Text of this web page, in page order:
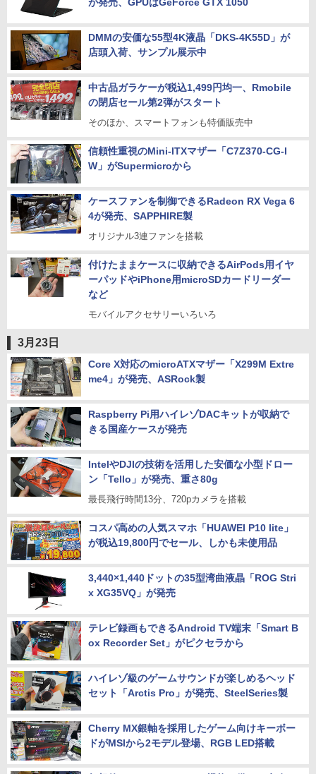
DMMの安価な55型4K液晶「DKS-4K55D」が
店頭入荷、サンプル展示中
中古品ガラケーが税込1,499円均一、Rmobile
の閉店セール第2弾がスタート
そのほか、スマートフォンも特価販売中
信頼性重視のMini-ITXマザー「C7Z370-CG-I
W」がSupermicroから
ケースファンを制御できるRadeon RX Vega 6
4が発売、SAPPHIRE製
オリジナル3連ファンを搭載
付けたままケースに収納できるAirPods用イヤ
ーパッドやiPhone用microSDカードリーダー
など
モバイルアクセサリーいろいろ
3月23日
Core X対応のmicroATXマザー「X299M Extre
me4」が発売、ASRock製
Raspberry Pi用ハイレゾDACキットが収納で
きる国産ケースが発売
IntelやDJIの技術を活用した安価な小型ドロー
ン「Tello」が発売、重さ80g
最長飛行時間13分、720pカメラを搭載
コスパ高めの人気スマホ「HUAWEI P10 lite」
が税込19,800円でセール、しかも未使用品
3,440×1,440ドットの35型湾曲液晶「ROG Stri
x XG35VQ」が発売
テレビ録画もできるAndroid TV端末「Smart B
ox Recorder Set」がピクセラから
ハイレゾ級のゲームサウンドが楽しめるヘッド
セット「Arctis Pro」が発売、SteelSeries製
Cherry MX銀軸を採用したゲーム向けキーボー
ドがMSIから2モデル登場、RGB LED搭載